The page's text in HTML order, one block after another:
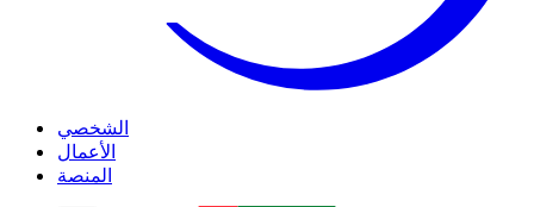
الشخصي
الأعمال
المنصة